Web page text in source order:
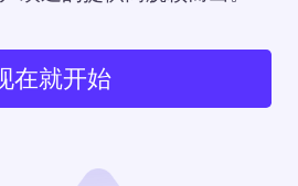
在就开始